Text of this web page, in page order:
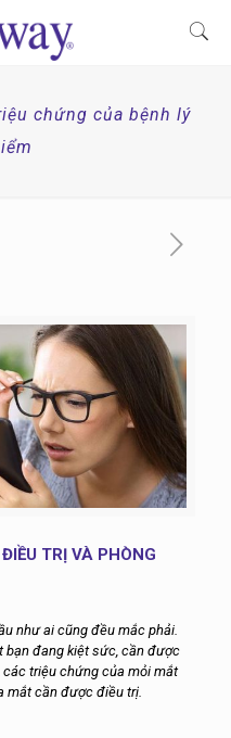
chứng của bệnh lý
TRỊ VÀ PHÒNG
như ai cũng đều mắc phải.
bạn đang kiệt sức, cần được
triệu chứng của mỏi mắt
mắt cần được điều trị.